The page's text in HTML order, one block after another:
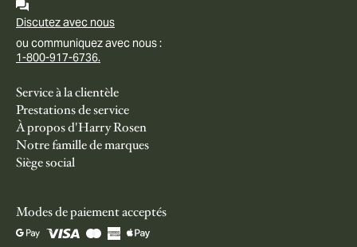
Discutez avec nous
ou communiquez avec nous :
1-800-917-6736.
Service à la clientèle
Prestations de service
À propos d'Harry Rosen
Notre famille de marques
Siège social
Modes de paiement acceptés